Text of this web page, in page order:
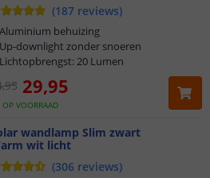
(187 reviews)
OP VOORRAAD
,95 29,95
Aluminium behuizing
Up-downlight zonder snoeren
Lichtopbrengst: 20 Lumen
wandlamp Slim zwart
wit licht
(306 reviews)